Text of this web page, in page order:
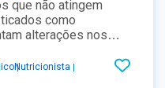
que não atingem
como
alterações nos
diabéticos. Entenda
desencadear outras
de manejo
Nutricionista